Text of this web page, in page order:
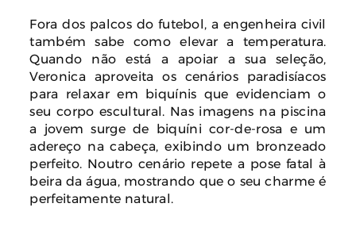
Fora dos palcos do futebol, a engenheira civil
também sabe como elevar a temperatura.
Quando não está a apoiar a sua seleção,
Veronica aproveita os cenários paradisíacos
para relaxar em biquínis que evidenciam o
seu corpo escultural. Nas imagens na piscina
a jovem surge de biquíni cor-de-rosa e um
adereço na cabeça, exibindo um bronzeado
perfeito. Noutro cenário repete a pose fatal à
beira da água, mostrando que o seu charme é
perfeitamente natural.